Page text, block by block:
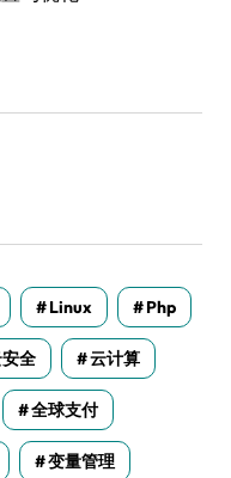
Linux Php
全 云计算
全球支付
变量管理